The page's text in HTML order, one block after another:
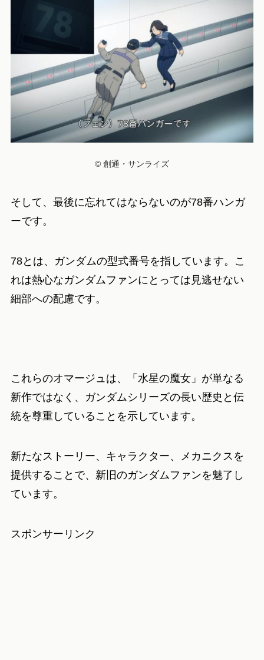
© 創通・サンライズ
そして、最後に忘れてはならないのが78番ハンガ
ーです。
78とは、ガンダムの型式番号を指しています。こ
れは熱心なガンダムファンにとっては見逃せない
細部への配慮です。
これらのオマージュは、「水星の魔女」が単なる
新作ではなく、ガンダムシリーズの長い歴史と伝
統を尊重していることを示しています。
新たなストーリー、キャラクター、メカニクスを
提供することで、新旧のガンダムファンを魅了し
ています。
スポンサーリンク